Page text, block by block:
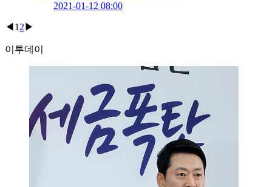
2021-01-12 08:00
◀ 1 2 ▶
이투데이